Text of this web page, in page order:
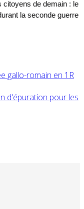
citoyens de demain : le
la seconde guerre
gallo-romain en 1R
d'épuration pour les